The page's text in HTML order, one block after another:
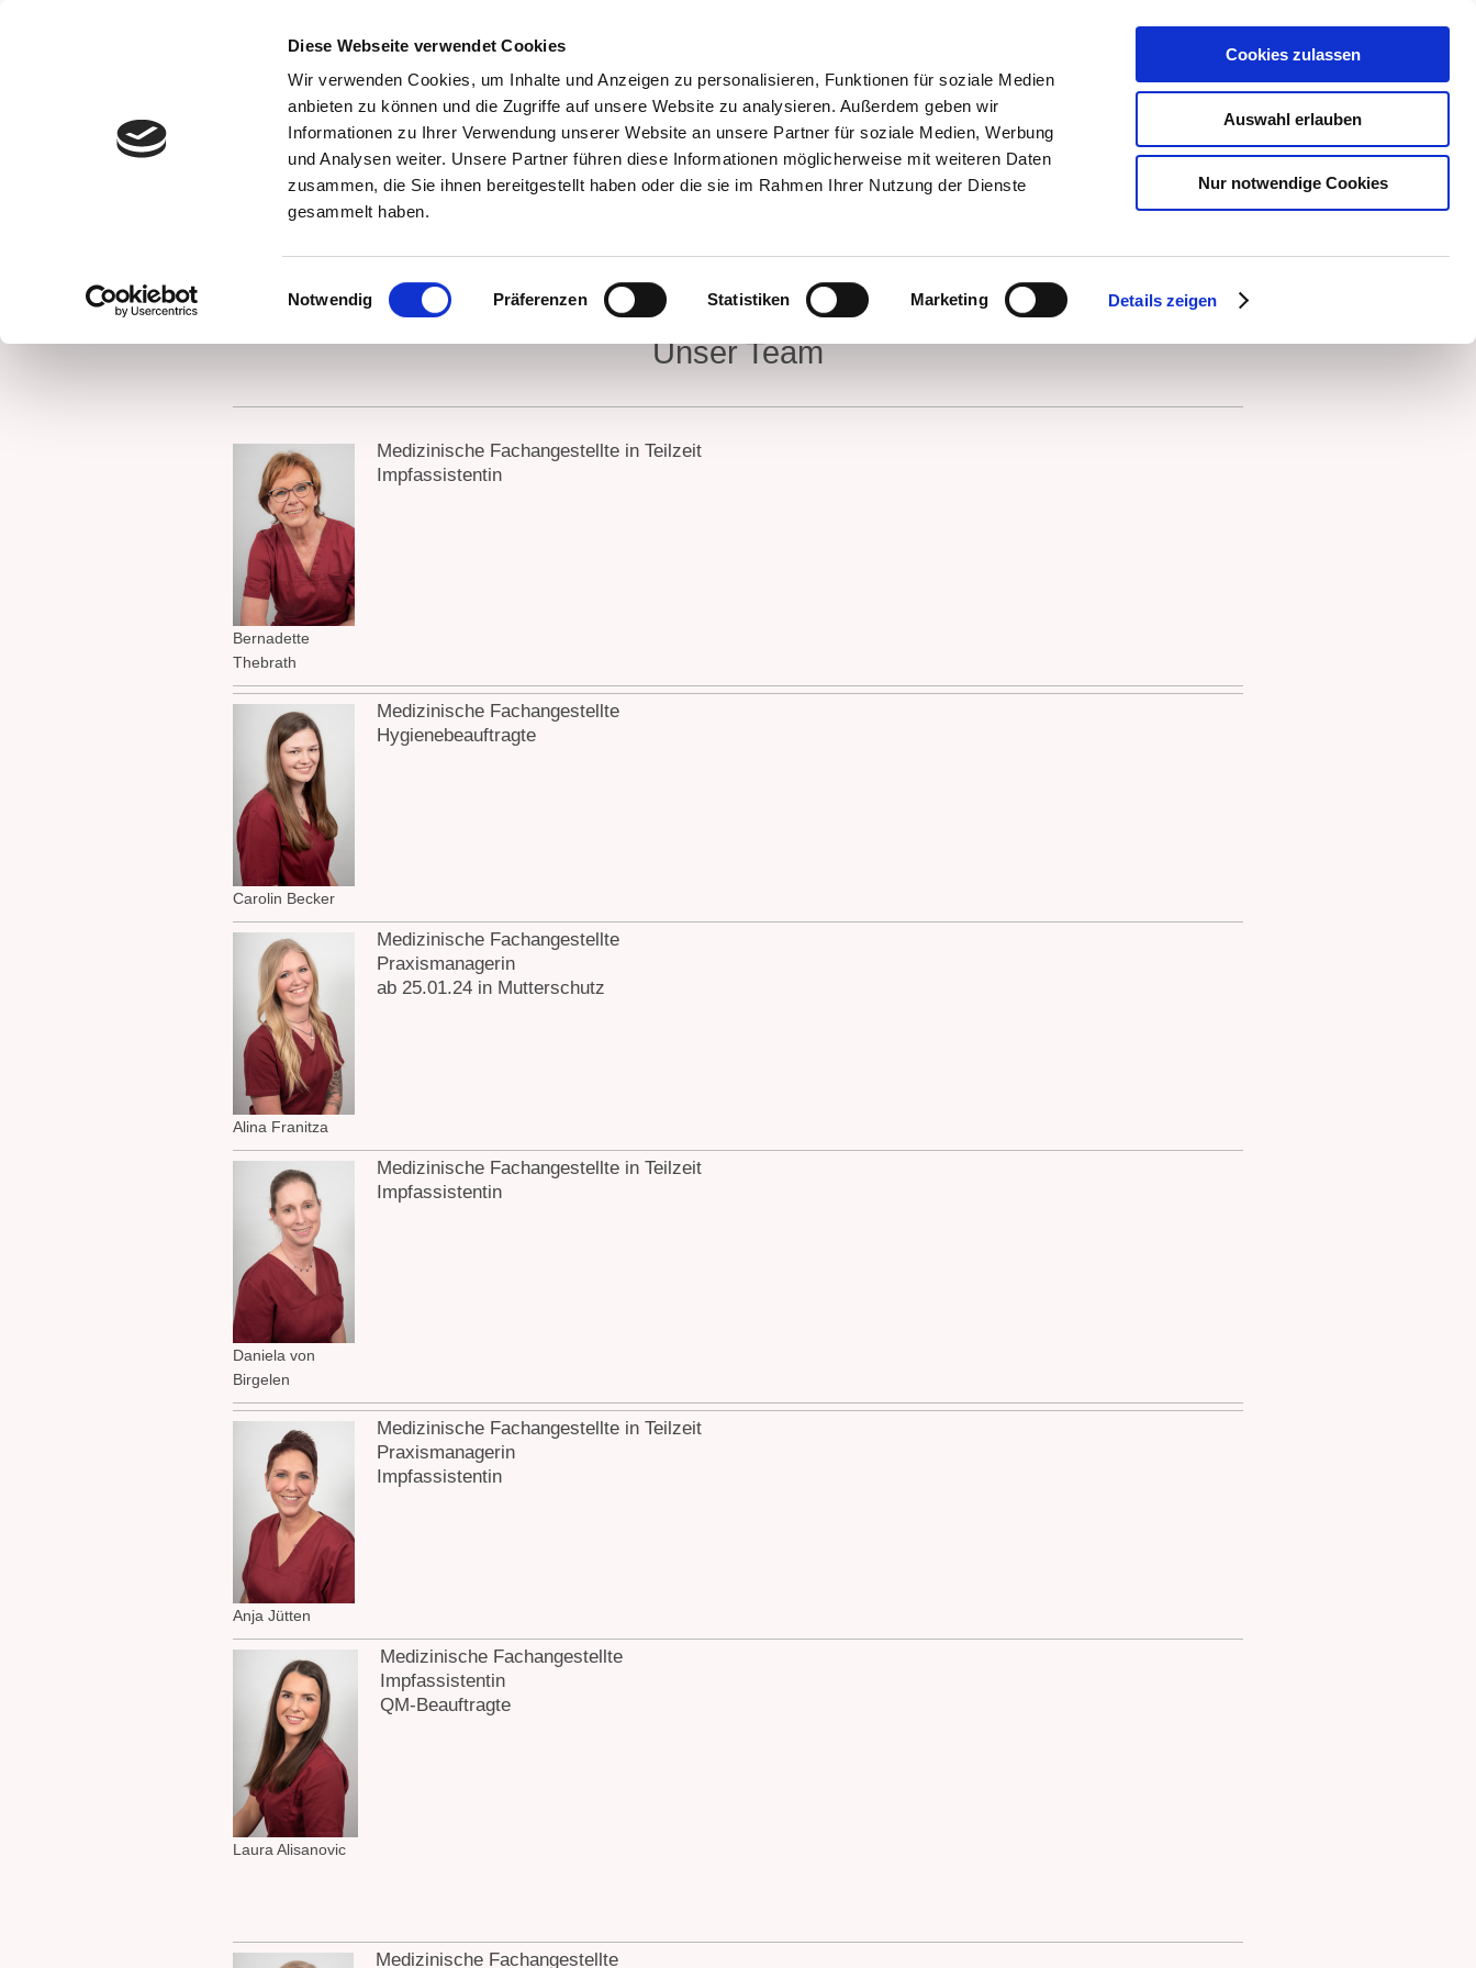
Diese Webseite verwendet Cookies
Wir verwenden Cookies, um Inhalte und Anzeigen zu personalisieren, Funktionen für soziale Medien
anbieten zu können und die Zugriffe auf unsere Website zu analysieren. Außerdem geben wir
Informationen zu Ihrer Verwendung unserer Website an unsere Partner für soziale Medien, Werbung
und Analysen weiter. Unsere Partner führen diese Informationen möglicherweise mit weiteren Daten
zusammen, die Sie ihnen bereitgestellt haben oder die sie im Rahmen Ihrer Nutzung der Dienste
gesammelt haben.
Einwilligungsauswahl
Notwendig Präferenzen Statistiken Marketing Details zeigen
Cookies zulassen
Auswahl erlauben
Nur notwendige Cookies
Unser Team
Bernadette
Thebrath
Medizinische Fachangestellte in Teilzeit
Impfassistentin
Carolin Becker
Medizinische Fachangestellte
Hygienebeauftragte
Alina Franitza
Medizinische Fachangestellte
Praxismanagerin
ab 25.01.24 in Mutterschutz
Daniela von
Birgelen
Medizinische Fachangestellte in Teilzeit
Impfassistentin
Anja Jütten
Medizinische Fachangestellte in Teilzeit
Praxismanagerin
Impfassistentin
Laura Alisanovic
Medizinische Fachangestellte
Impfassistentin
QM-Beauftragte
Medizinische Fachangestellte